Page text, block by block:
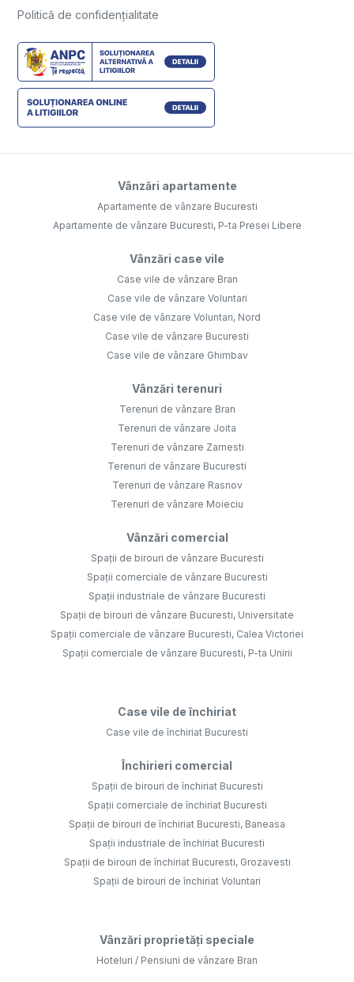
Politică de confidențialitate
Vânzări apartamente
Apartamente de vânzare Bucuresti
Apartamente de vânzare Bucuresti, P-ta Presei Libere
Vânzări case vile
Case vile de vânzare Bran
Case vile de vânzare Voluntari
Case vile de vânzare Voluntari, Nord
Case vile de vânzare Bucuresti
Case vile de vânzare Ghimbav
Vânzări terenuri
Terenuri de vânzare Bran
Terenuri de vânzare Joita
Terenuri de vânzare Zarnesti
Terenuri de vânzare Bucuresti
Terenuri de vânzare Rasnov
Terenuri de vânzare Moieciu
Vânzări comercial
Spații de birouri de vânzare Bucuresti
Spații comerciale de vânzare Bucuresti
Spații industriale de vânzare Bucuresti
Spații de birouri de vânzare Bucuresti, Universitate
Spații comerciale de vânzare Bucuresti, Calea Victoriei
Spații comerciale de vânzare Bucuresti, P-ta Unirii
Case vile de închiriat
Case vile de închiriat Bucuresti
Închirieri comercial
Spații de birouri de închiriat Bucuresti
Spații comerciale de închiriat Bucuresti
Spații de birouri de închiriat Bucuresti, Baneasa
Spații industriale de închiriat Bucuresti
Spații de birouri de închiriat Bucuresti, Grozavesti
Spații de birouri de închiriat Voluntari
Vânzări proprietăți speciale
Hoteluri / Pensiuni de vânzare Bran